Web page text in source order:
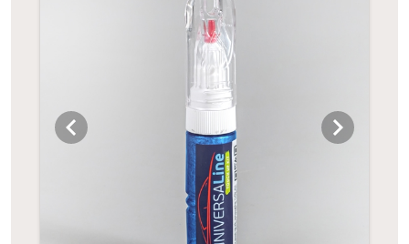
chevron_left chevron_right